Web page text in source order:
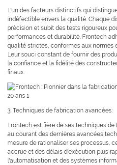
L'un des facteurs distinctifs qui
indéfectible envers la qualité. Chaque
précision et subit des tests rigoureux
performances et durabilité. Frontech
qualité strictes, conformes aux normes
Leur souci constant de fournir des
la confiance et la fidélité des
finaux.
3. Techniques de fabrication avancées:
Frontech est fière de ses techniques
au courant des dernières avancées
mesure de rationaliser ses processus,
accrue et des délais d'exécution plus
l'automatisation et des systèmes